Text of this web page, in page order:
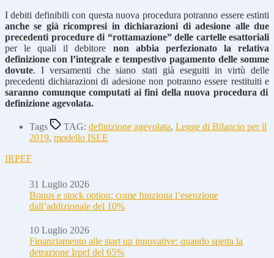
I debiti definibili con questa nuova procedura potranno essere estinti
anche se già ricompresi in dichiarazioni di adesione alle due
precedenti procedure di “rottamazione” delle cartelle esattoriali
per le quali il debitore non abbia perfezionato la relativa
definizione con l’integrale e tempestivo pagamento delle somme
dovute. I versamenti che siano stati già eseguiti in virtù delle
precedenti dichiarazioni di adesione non potranno essere restituiti e
saranno comunque computati ai fini della nuova procedura di
definizione agevolata.
Tags TAG: definizione agevolata, Legge di Bilancio per il
2019, modello ISEE
IRPEF
31 Luglio 2026
Bonus e stock option: come funziona l’esenzione
dall’addizionale del 10%
10 Luglio 2026
Finanziamento alle start up innovative: quando spetta la
detrazione Irpef del 65%